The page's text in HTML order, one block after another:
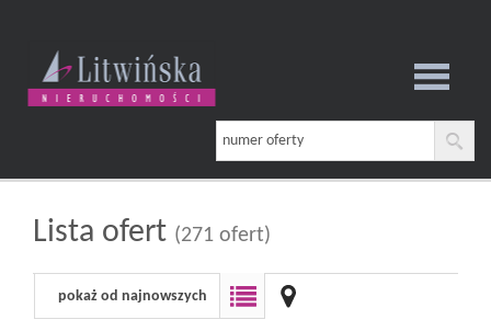
Strona
Lista ofert (271 ofert)
pokaż od najnowszych